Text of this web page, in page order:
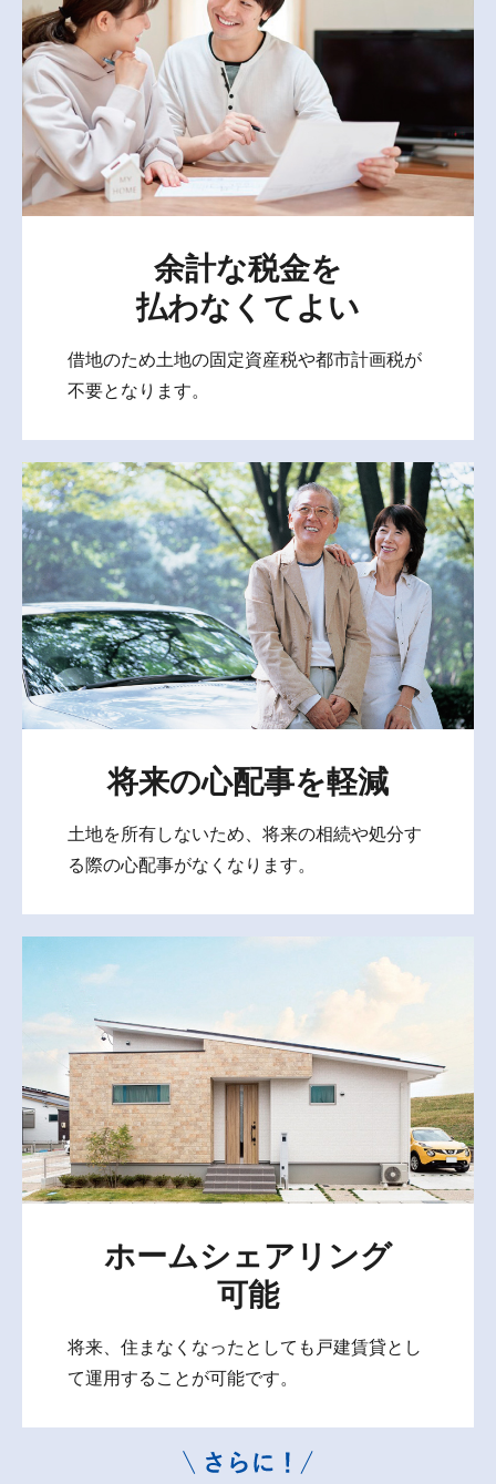
余計な税金を
払わなくてよい
借地のため土地の固定資産税や都市計画税が
不要となります。
将来の心配事を軽減
土地を所有しないため、将来の相続や処分す
る際の心配事がなくなります。
ホームシェアリング
可能
将来、住まなくなったとしても戸建賃貸とし
て運用することが可能です。